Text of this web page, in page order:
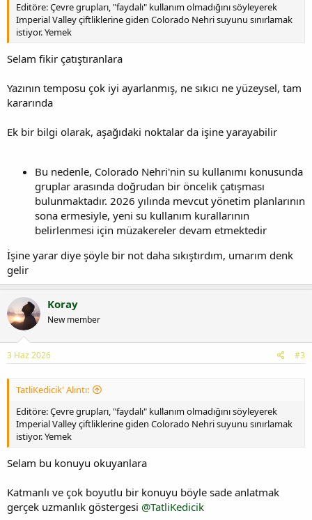
Editöre: Çevre grupları, "faydalı" kullanım olmadığını söyleyerek
Imperial Valley çiftliklerine giden Colorado Nehri suyunu sınırlamak
istiyor. Yemek
Selam fikir çatıştıranlara
Yazının temposu çok iyi ayarlanmış, ne sıkıcı ne yüzeysel, tam
kararında
Ek bir bilgi olarak, aşağıdaki noktalar da işine yarayabilir
Bu nedenle, Colorado Nehri'nin su kullanımı konusunda
gruplar arasında doğrudan bir öncelik çatışması
bulunmaktadır. 2026 yılında mevcut yönetim planlarının
sona ermesiyle, yeni su kullanım kurallarının
belirlenmesi için müzakereler devam etmektedir
İşine yarar diye şöyle bir not daha sıkıştırdım, umarım denk
gelir
Koray
New member
3 Haz 2026 #3
TatliKedicik' Alıntı:
Editöre: Çevre grupları, "faydalı" kullanım olmadığını söyleyerek
Imperial Valley çiftliklerine giden Colorado Nehri suyunu sınırlamak
istiyor. Yemek
Selam bu konuyu okuyanlara
Katmanlı ve çok boyutlu bir konuyu böyle sade anlatmak
gerçek uzmanlık göstergesi @TatliKedicik